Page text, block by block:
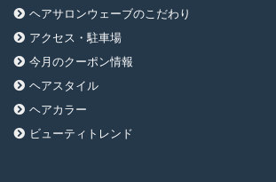
ヘアサロンウェーブのこだわり
アクセス・駐車場
今月のクーポン情報
ヘアスタイル
ヘアカラー
ビューティトレンド